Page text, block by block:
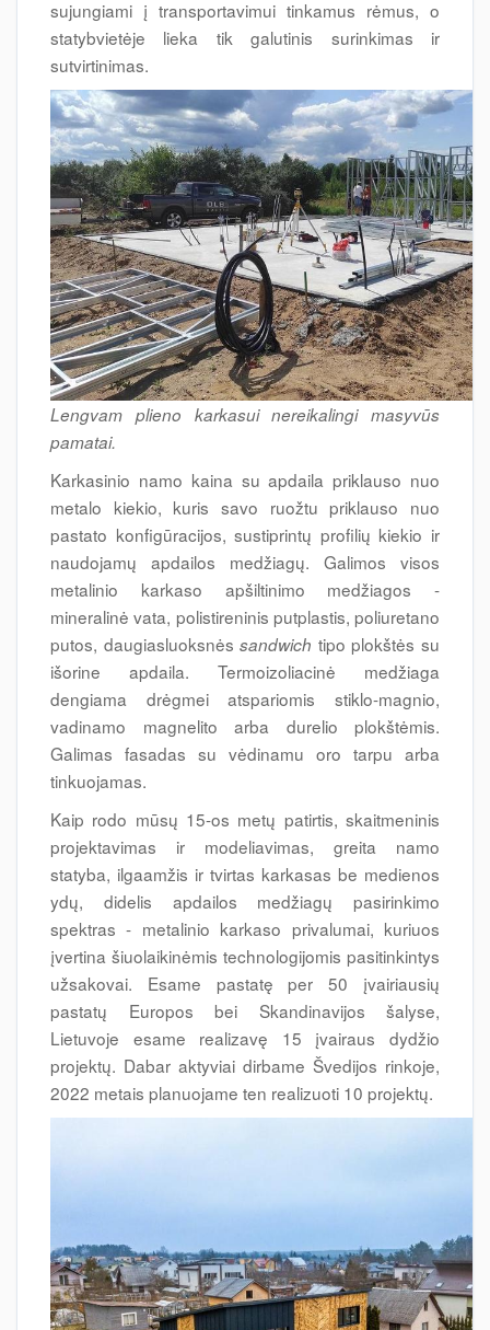
sujungiami į transportavimui tinkamus rėmus, o
statybvietėje lieka tik galutinis surinkimas ir
sutvirtinimas.
Lengvam plieno karkasui nereikalingi masyvūs
pamatai.
Karkasinio namo kaina su apdaila priklauso nuo
metalo kiekio, kuris savo ruožtu priklauso nuo
pastato konfigūracijos, sustiprintų profilių kiekio ir
naudojamų apdailos medžiagų. Galimos visos
metalinio karkaso apšiltinimo medžiagos -
mineralinė vata, polistireninis putplastis, poliuretano
putos, daugiasluoksnėssandwich tipo plokštės su
išorine apdaila. Termoizoliacinė medžiaga
dengiama drėgmei atspariomis stiklo-magnio,
vadinamo magnelito arba durelio plokštėmis.
Galimas fasadas su vėdinamu oro tarpu arba
tinkuojamas.
Kaip rodo mūsų 15-os metų patirtis, skaitmeninis
projektavimas ir modeliavimas, greita namo
statyba, ilgaamžis ir tvirtas karkasas be medienos
ydų, didelis apdailos medžiagų pasirinkimo
spektras - metalinio karkaso privalumai, kuriuos
įvertina šiuolaikinėmis technologijomis pasitinkintys
užsakovai. Esame pastatę per 50 įvairiausių
pastatų Europos bei Skandinavijos šalyse,
Lietuvoje esame realizavę 15 įvairaus dydžio
projektų. Dabar aktyviai dirbame Švedijos rinkoje,
2022 metais planuojame ten realizuoti 10 projektų.